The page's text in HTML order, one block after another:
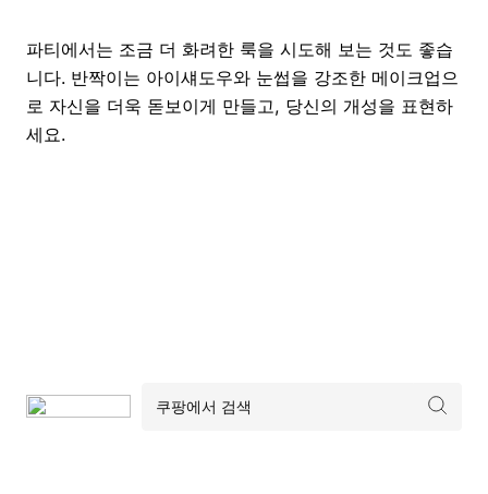
파티에서는 조금 더 화려한 룩을 시도해 보는 것도 좋습
니다. 반짝이는 아이섀도우와 눈썹을 강조한 메이크업으
로 자신을 더욱 돋보이게 만들고, 당신의 개성을 표현하
세요.